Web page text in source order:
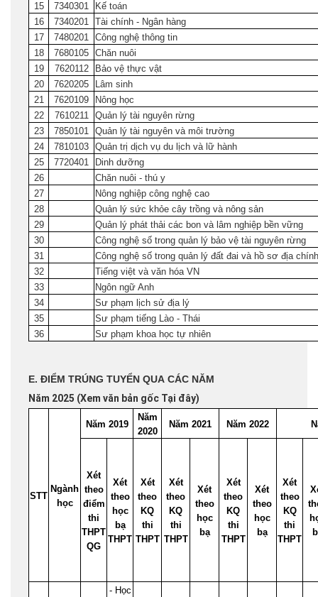
15
7340301
Kế toán
16
7340201 Tài chính - Ngân hàng
17
7480201 Công nghệ thông tin
18
7680105 Chăn nuôi
19
7620112
Bảo vệ thực vật
20
7620205
Lâm sinh
21
7620109
Nông học
22
7610211
Quản lý tài nguyên rừng
23
7850101 Quản lý tài nguyên và môi trường
24
7810103 Quản trị dịch vụ du lịch và lữ hành
25
7720401
Dinh dưỡng
26
Chăn nuôi - thú y
27
Nông nghiệp công nghệ cao
28
Quản lý sức khỏe cây trồng và nông sản
29
Quản lý phát thải các bon và lâm nghiệp bền vững
30
Công nghệ số trong quản lý bảo vệ tài nguyên rừng
31
Công nghệ số trong quản lý đất đai và hồ sơ địa chính
32
Tiếng việt và văn hóa VN
33
Ngôn ngữ Anh
34
Sư phạm lịch sử địa lý
35
Sư phạm tiếng Lào - Thái
36
Sư phạm khoa học tự nhiên
E. ĐIỂM TRÚNG TUYỂN QUA CÁC NĂM
Năm 2025 (Xem văn bản gốc Tại đây)
STT
Ngành
học
Năm 2019
Năm
2020
Năm 2021 Năm 2022
Xét
theo
điểm
thi
THPT
QG
Xét
theo
học
bạ
THPT
Xét
theo
KQ
thi
THPT
Xét
theo
KQ
thi
THPT
Xét
theo
học
bạ
Xét
theo
KQ
thi
THPT
Xét
theo
học
bạ
Xét
theo
KQ
thi
THPT
- Học